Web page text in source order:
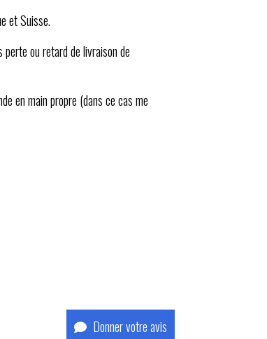
et Suisse.
ou retard de livraison de
en main propre (dans ce cas me
Donner votre avis